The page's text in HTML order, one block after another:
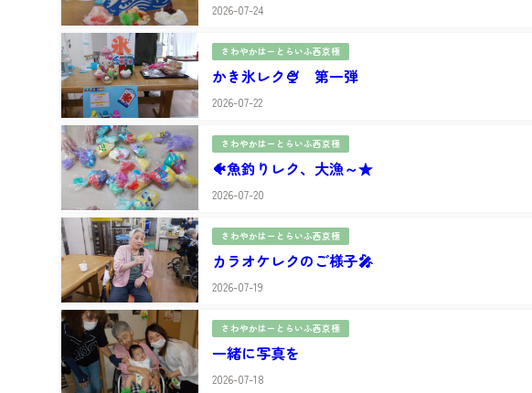
2026-07-24
さわやかはーとらいふ西京極
かき氷レク🍨 第一弾
2026-07-22
さわやかはーとらいふ西京極
🐠魚釣りレク、大漁～★
2026-07-20
さわやかはーとらいふ西京極
カラオケレクのご様子🎤
2026-07-19
さわやかはーとらいふ西京極
一緒に写真を
2026-07-18